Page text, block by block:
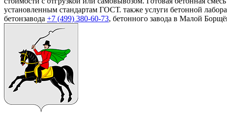
установленным стандартам ГОСТ. также услуги бетонной
бетонзавода +7 (499) 380-60-73, бетонного завода в Малой